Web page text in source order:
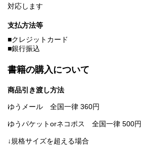
対応します
支払方法等
■クレジットカード
■銀行振込
書籍の購入について
商品引き渡し方法
ゆうメール 全国一律 360円
ゆうパケットorネコポス 全国一律 500円
↓規格サイズを超える場合